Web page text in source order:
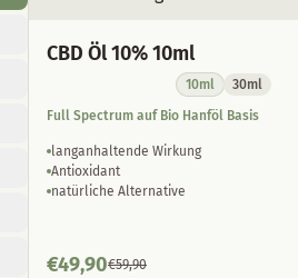
CBD Öl 10% 10ml
10ml
30ml
Full Spectrum auf Bio Hanföl Basis
langanhaltende Wirkung
Antioxidant
natürliche Alternative
€49,90€59,90